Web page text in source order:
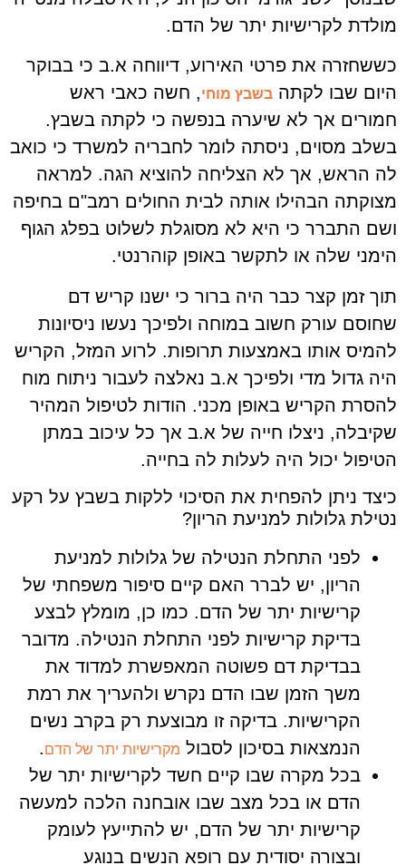
מולדת לקרישיות יתר של הדם.
כששחזרה את פרטי האירוע, דיווחה א.ב כי בבוקר
היום שבו לקתה בשבץ מוחי, חשה כאבי ראש
חמורים אך לא שיערה בנפשה כי לקתה בשבץ.
בשלב מסוים, ניסתה לומר לחבריה למשרד כי כואב
לה הראש, אך לא הצליחה להוציא הגה. למראה
מצוקתה הבהילו אותה לבית החולים רמב"ם בחיפה
ושם התברר כי היא לא מסוגלת לשלוט בפלג הגוף
הימני שלה או לתקשר באופן קוהרנטי.
תוך זמן קצר כבר היה ברור כי ישנו קריש דם
שחוסם עורק חשוב במוחה ולפיכך נעשו ניסיונות
להמיס אותו באמצעות תרופות. לרוע המזל, הקריש
היה גדול מדי ולפיכך א.ב נאלצה לעבור ניתוח מוח
להסרת הקריש באופן מכני. הודות לטיפול המהיר
שקיבלה, ניצלו חייה של א.ב אך כל עיכוב במתן
הטיפול יכול היה לעלות לה בחייה.
כיצד ניתן להפחית את הסיכוי ללקות בשבץ על רקע
נטילת גלולות למניעת הריון?
לפני התחלת הנטילה של גלולות למניעת
הריון, יש לברר האם קיים סיפור משפחתי של
קרישיות יתר של הדם. כמו כן, מומלץ לבצע
בדיקת קרישיות לפני התחלת הנטילה. מדובר
בבדיקת דם פשוטה המאפשרת למדוד את
משך הזמן שבו הדם נקרש ולהעריך את רמת
הקרישיות. בדיקה זו מבוצעת רק בקרב נשים
הנמצאות בסיכון לסבול מקרישיות יתר של הדם.
בכל מקרה שבו קיים חשד לקרישיות יתר של
הדם או בכל מצב שבו אובחנה הלכה למעשה
קרישיות יתר של הדם, יש להתייעץ לעומק
ובצורה יסודית עם רופא הנשים בנוגע